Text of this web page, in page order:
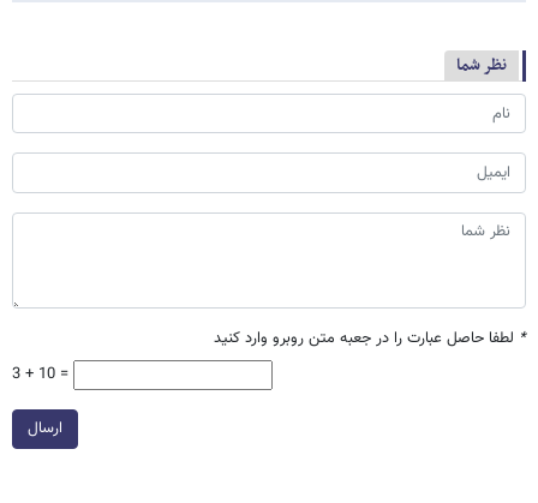
نظر شما
* لطفا حاصل عبارت را در جعبه متن روبرو وارد کنید
3 + 10 =
ارسال